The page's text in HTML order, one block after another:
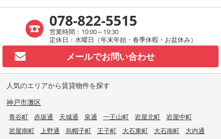
078-822-5515
営業時間：10:00～19:30
定休日：水曜日（年末年始・春季休暇・お盆休み）
メールでお問い合わせ
人気のエリアから賃貸物件を探す
神戸市灘区
青谷町 赤坂通 天城通 泉通 一王山町 岩屋北町
岩屋中町
岩屋南町
上野通 烏帽子町 王子町 大石東町 大石南町
大内通